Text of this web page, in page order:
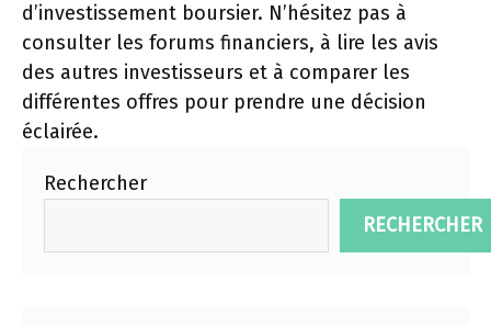
d’investissement boursier. N’hésitez pas à
consulter les forums financiers, à lire les avis
des autres investisseurs et à comparer les
différentes offres pour prendre une décision
éclairée.
Rechercher
RECHERCHER